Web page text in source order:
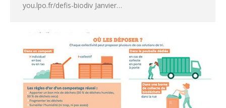
you.lpo.fr/defis-biodiv Janvier…